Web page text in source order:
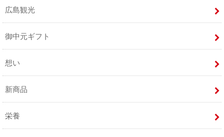
広島観光
御中元ギフト
想い
新商品
栄養